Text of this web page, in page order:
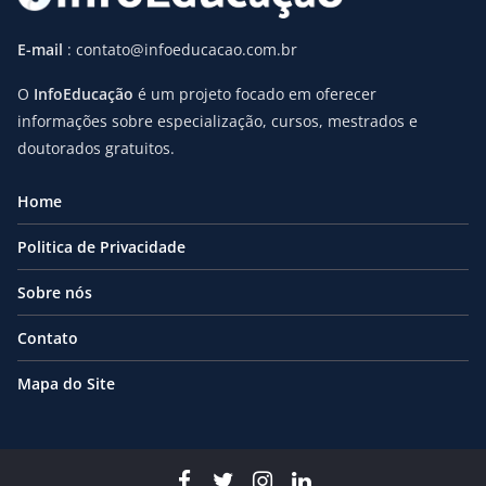
E-mail : contato@infoeducacao.com.br
O InfoEducação é um projeto focado em oferecer
informações sobre especialização, cursos, mestrados e
doutorados gratuitos.
Home
Politica de Privacidade
Sobre nós
Contato
Mapa do Site